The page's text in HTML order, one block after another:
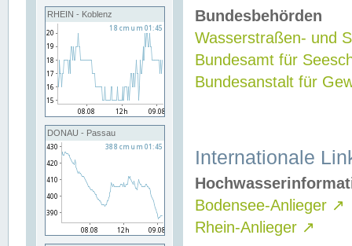
RHEIN - Koblenz
DONAU - Passau
Bundesbehörden
Wasserstraßen- und
Bundesamt für
Bundesanstalt für
Internationale
Bodensee-Anlieger ↗
Rhein-Anlieger ↗